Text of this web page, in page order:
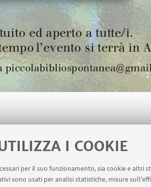
I COOKIE
per il suo funzionamento, sia cookie e
sono usati per analisi statistiche, misure